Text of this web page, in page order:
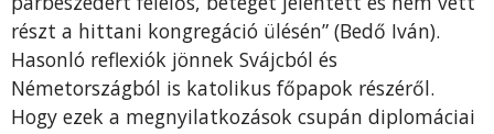
részt a hittani kongregáció ülésén” (Bedő Iván).
Hasonló reflexiók jönnek Svájcból és
Németországból is katolikus főpapok részéről.
Hogy ezek a megnyilatkozások csupán diplomáciai